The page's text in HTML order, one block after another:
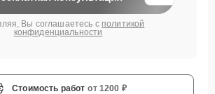
Вы соглашаетесь с политикой
конфиденциальности
Стоимость работ от 1200 ₽